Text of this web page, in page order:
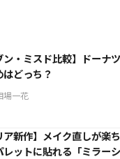
ン・ミスド比較】ドーナ
はどっち？
場一花
ア新作】メイク直しが楽
レットに貼れる「ミラー